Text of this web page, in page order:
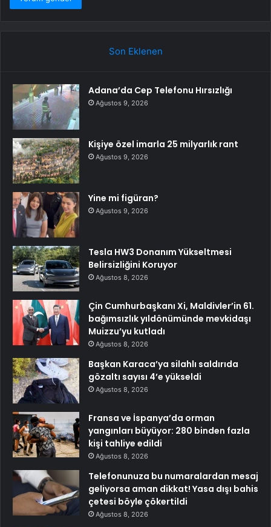
Son Eklenen
Adana’da Cep Telefonu Hırsızlığı
Ağustos 9, 2026
Kişiye özel imarla 25 milyarlık rant
Ağustos 9, 2026
Yine mi figüran?
Ağustos 9, 2026
Tesla HW3 Donanım Yükseltmesi
Belirsizliğini Koruyor
Ağustos 8, 2026
Çin Cumhurbaşkanı Xi, Maldivler’in 61.
bağımsızlık yıldönümünde mevkidaşı
Muizzu’yu kutladı
Ağustos 8, 2026
Başkan Karaca’ya silahlı saldırıda
gözaltı sayısı 4’e yükseldi
Ağustos 8, 2026
Fransa ve İspanya’da orman
yangınları büyüyor: 280 binden fazla
kişi tahliye edildi
Ağustos 8, 2026
Telefonunuza bu numaralardan mesaj
geliyorsa aman dikkat! Yasa dışı bahis
çetesi böyle çökertildi
Ağustos 8, 2026